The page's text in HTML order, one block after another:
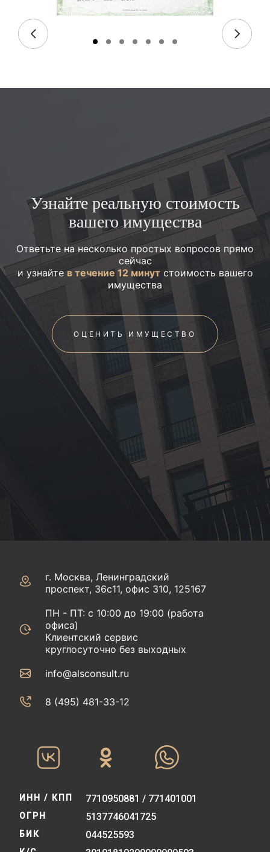
Узнайте реальную стоимость
вашего имущества
Ответьте на несколько простых вопросов прямо
сейчас
и узнайтев течение 12 минутстоимость вашего
имущества
ОЦЕНИТЬ ИМУЩЕСТВО
г. Москва, Ленинградский
проспект, 36с11, офис 310, 125167
ПН - ПТ: с 10:00 до 19:00 (работа
офиса)
Клиентский сервис
круглосуточно без выходных
info@alsconsult.ru
8 (495) 481-33-12‬‬
ИНН / КПП 7710950881 / 771401001
ОГРН 5137746041725
БИК 044525593